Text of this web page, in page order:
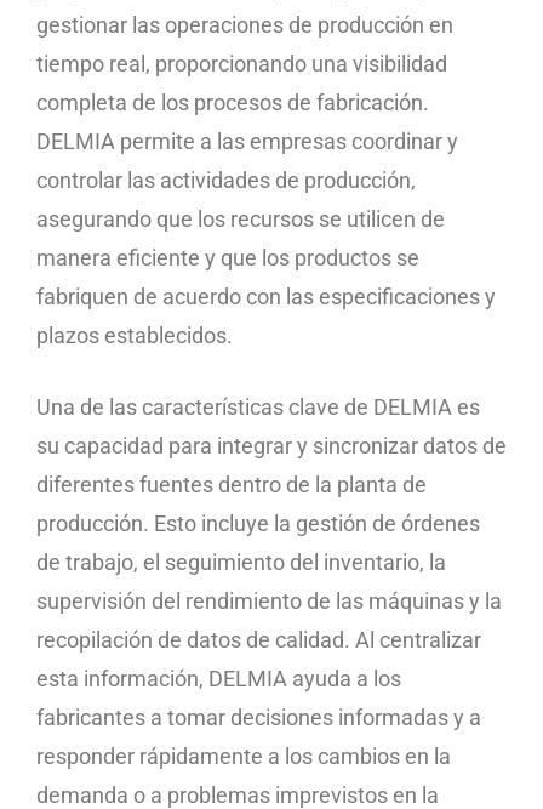
gestionar las operaciones de producción en
tiempo real, proporcionando una visibilidad
completa de los procesos de fabricación.
DELMIA permite a las empresas coordinar y
controlar las actividades de producción,
asegurando que los recursos se utilicen de
manera eficiente y que los productos se
fabriquen de acuerdo con las especificaciones y
plazos establecidos.
Una de las características clave de DELMIA es
su capacidad para integrar y sincronizar datos de
diferentes fuentes dentro de la planta de
producción. Esto incluye la gestión de órdenes
de trabajo, el seguimiento del inventario, la
supervisión del rendimiento de las máquinas y la
recopilación de datos de calidad. Al centralizar
esta información, DELMIA ayuda a los
fabricantes a tomar decisiones informadas y a
responder rápidamente a los cambios en la
demanda o a problemas imprevistos en la